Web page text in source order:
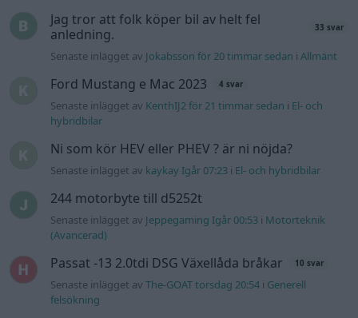
Jag tror att folk köper bil av helt fel
anledning.
33 svar
Senaste inlägget av Jokabsson för 20 timmar sedan iAllmänt
Ford Mustang e Mac 2023 4 svar
Senaste inlägget av KenthIJ2 för 21 timmar sedan i El- och
hybridbilar
Ni som kör HEV eller PHEV ? är ni nöjda?
Senaste inlägget av kaykay Igår 07:23 i El- och hybridbilar
244 motorbyte till d5252t
Senaste inlägget av Jeppegaming Igår 00:53 i Motorteknik
(Avancerad)
Passat -13 2.0tdi DSG Växellåda bråkar 10 svar
Senaste inlägget avThe-GOAT torsdag 20:54 i Generell
felsökning